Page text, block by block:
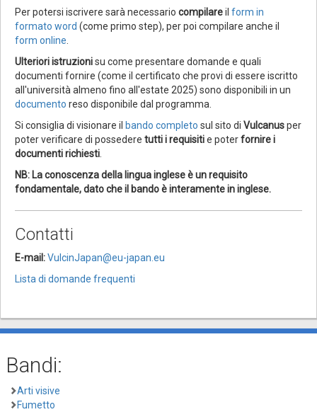
Per potersi iscrivere sarà necessario compilareil form in
formato word (come primo step), per poi compilare anche il
form online
Ulteriori istruzionisu come presentare domande e quali
documenti fornire (come il certificato che provi di essere iscritto
all'università almeno fino all'estate 2025) sono disponibili in un
documento reso disponibile dal programma.
Si consiglia di visionare il bando completo sul sito di Vulcanusper
poter verificare di possedere tutti i requisitie poterfornire i
documenti richiesti
NB: La conoscenza della lingua inglese è un requisito
fondamentale, dato che il bando è interamente in inglese.
Contatti
E-mail:VulcinJapan@eu-japan.eu
Lista di domande frequenti
Bandi:
Arti visive
Fumetto